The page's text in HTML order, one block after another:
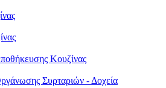
Κουζίνας
Συρταριών - Δοχεία